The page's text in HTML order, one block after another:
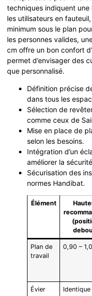
techniques indiquent
les utilisateurs en
minimum sous le plan
les personnes valides,
cm offre un bon confort
permet d’envisager des
que personnalisé.
Définition précise
dans tous les
Sélection de
comme ceux de
Mise en place de
selon les besoins.
Intégration d’un
améliorer la
Sécurisation des
normes Handibat.
Élément
Plan de
travail
0,90 –
Évier
Identique